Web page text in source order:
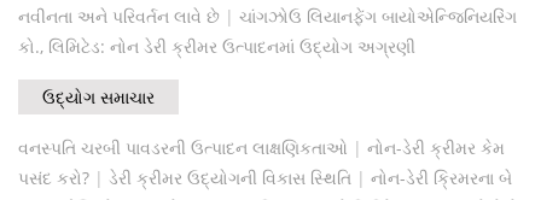
નવીનતા અને પરિવર્તન લાવે છે | ચાંગઝોઉ લિયાનફેંગ બાયોએન્જિનિયરિંગ
કો., લિમિટેડ: નોન ડેરી ક્રીમર ઉત્પાદનમાં ઉદ્યોગ અગ્રણી
ઉદ્યોગ સમાચાર
વનસ્પતિ ચરબી પાવડરની ઉત્પાદન લાક્ષણિકતાઓ | નોન-ડેરી ક્રીમર કેમ
પસંદ કરો? | ડેરી ક્રીમર ઉદ્યોગની વિકાસ સ્થિતિ | નોન-ડેરી ક્રિમરના બે